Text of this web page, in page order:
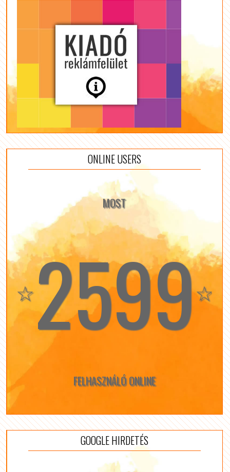
ONLINE USERS
MOST
☆2599☆
FELHASZNÁLÓ ONLINE
GOOGLE HIRDETÉS